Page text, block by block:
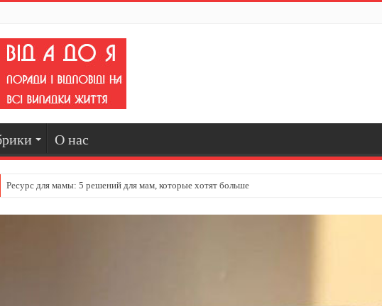
О нас
Ресурс для мамы: 5 решений для мам, которые хотят больше